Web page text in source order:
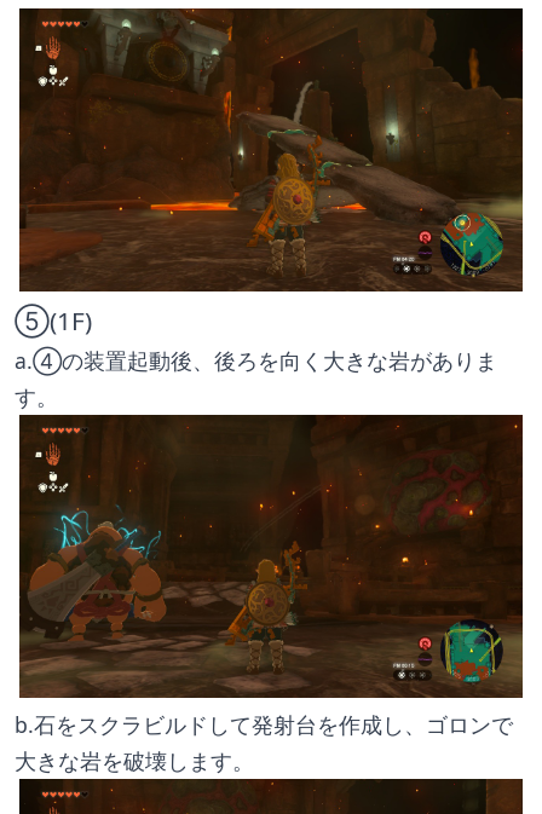
⑤(1F)
a.④の装置起動後、後ろを向く大きな岩がありま
す。
b.石をスクラビルドして発射台を作成し、ゴロンで
大きな岩を破壊します。